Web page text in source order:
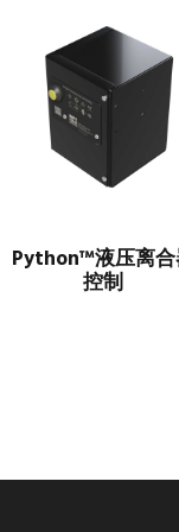
Python™液压离
控制